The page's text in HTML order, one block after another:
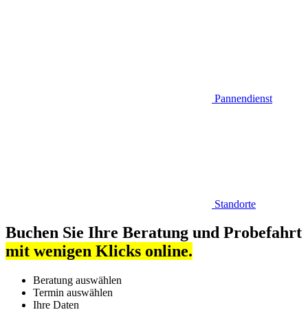
Pannendienst
Standorte
Buchen Sie Ihre Beratung und Probefahrt
mit wenigen Klicks online.
Beratung auswählen
Termin auswählen
Ihre Daten